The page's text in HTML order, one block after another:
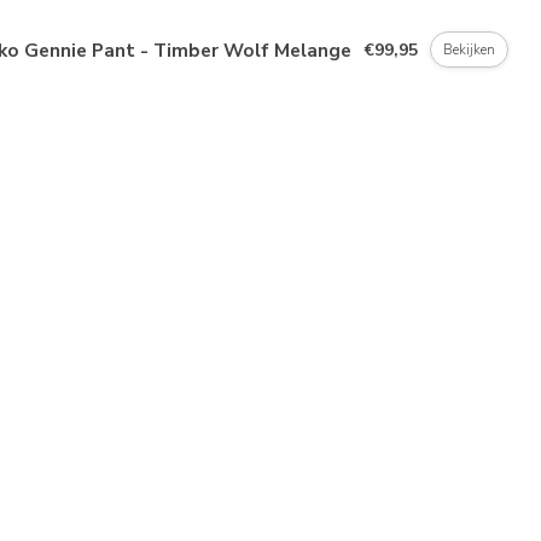
Gennie Pant - Timber Wolf Melange €99,95 Bekijken